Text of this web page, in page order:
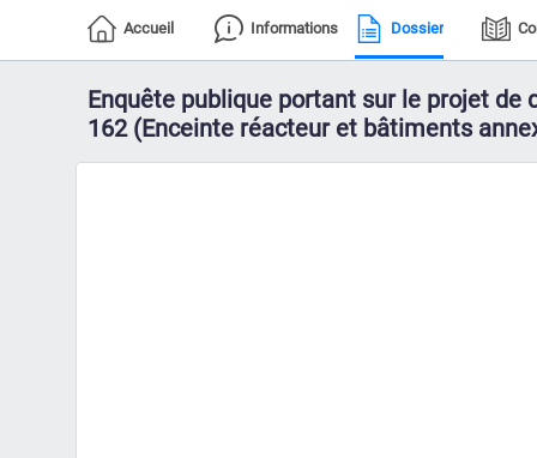
Accueil Informations Dossier
Enquête publique portant sur le projet de
162 (Enceinte réacteur et bâtiments